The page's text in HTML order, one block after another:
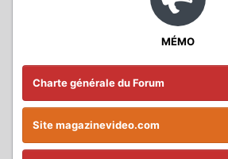
MÉMO
Charte générale du Forum
Site magazinevideo.com